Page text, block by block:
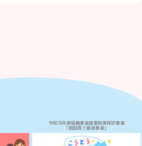
令和元年度協働事業提案制度採択事業
「脱孤育て推進事業」